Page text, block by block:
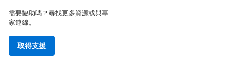
需要協助嗎？尋找更多資源或與專
家連線。
取得支援